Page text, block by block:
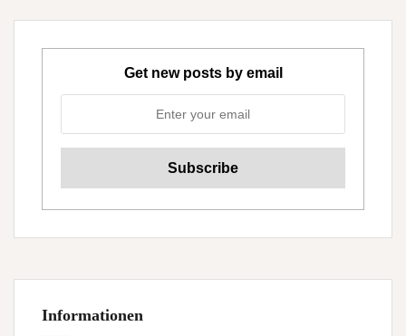
Get new posts by email
Informationen